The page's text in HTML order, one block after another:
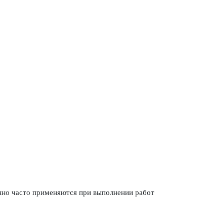
часто применяются при выполнении работ